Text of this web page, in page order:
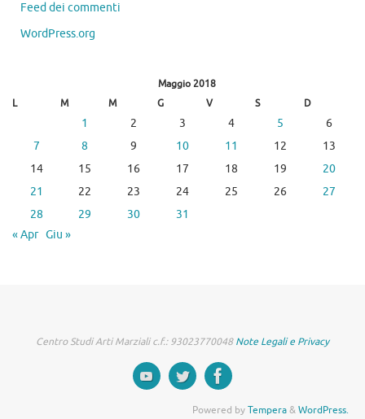
Feed dei commenti
WordPress.org
Maggio 2018
L
M M G V S D
1 2 3 4 5
6
7
8 9 10 11 12
13
14
15 16 17 18 19
20
21
22 23 24 25 26
27
28
29 30
31
« Apr Giu »
Centro Studi Arti Marziali c.f.: 93023770048Note Legali e Privacy
Powered byTempera&WordPress.